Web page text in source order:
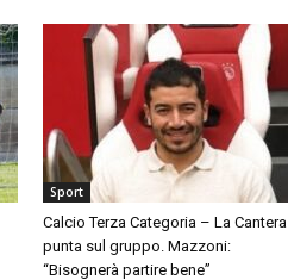
Sport
Calcio Terza Categoria – La Cantera
punta sul gruppo. Mazzoni:
“Bisognerà partire bene”